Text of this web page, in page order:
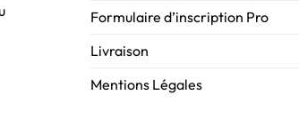
Formulaire d’inscription Pro
Livraison
Mentions Légales